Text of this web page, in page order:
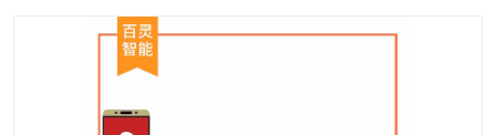
人脸识别系统